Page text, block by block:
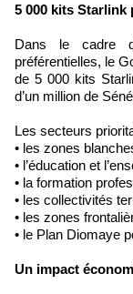
5 000 kits Starlink
Dans le cadre
préférentielles, le
de 5 000 kits
d’un million de
Les secteurs
• les zones
• l’éducation et
• la formation
• les collectivités
• les zones
• le Plan Diomaye
Un impact